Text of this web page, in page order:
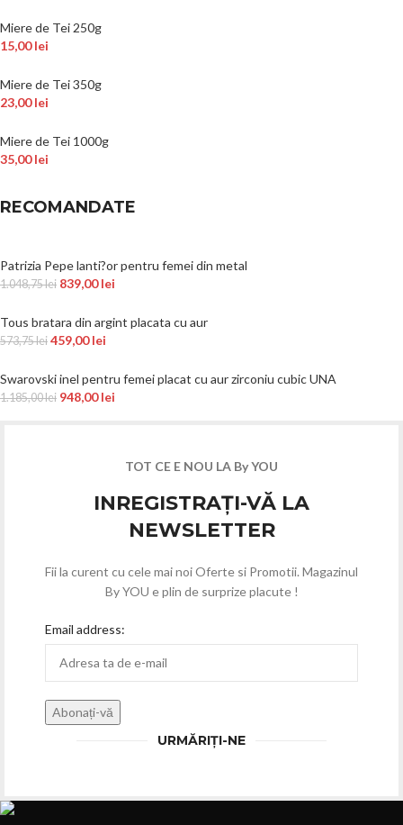
Miere de Tei 250g
15,00lei
Miere de Tei 350g
23,00lei
Miere de Tei 1000g
35,00lei
RECOMANDATE
Patrizia Pepe lanti?or pentru femei din metal
1.048,75lei 839,00lei
Tous bratara din argint placata cu aur
573,75lei 459,00lei
Swarovski inel pentru femei placat cu aur zirconiu cubic UNA
1.185,00lei 948,00lei
TOT CE E NOU LA By YOU
INREGISTRAȚI-VĂ LA
NEWSLETTER
Fii la curent cu cele mai noi Oferte si Promotii. Magazinul
By YOU e plin de surprize placute !
Email address:
URMĂRIȚI-NE